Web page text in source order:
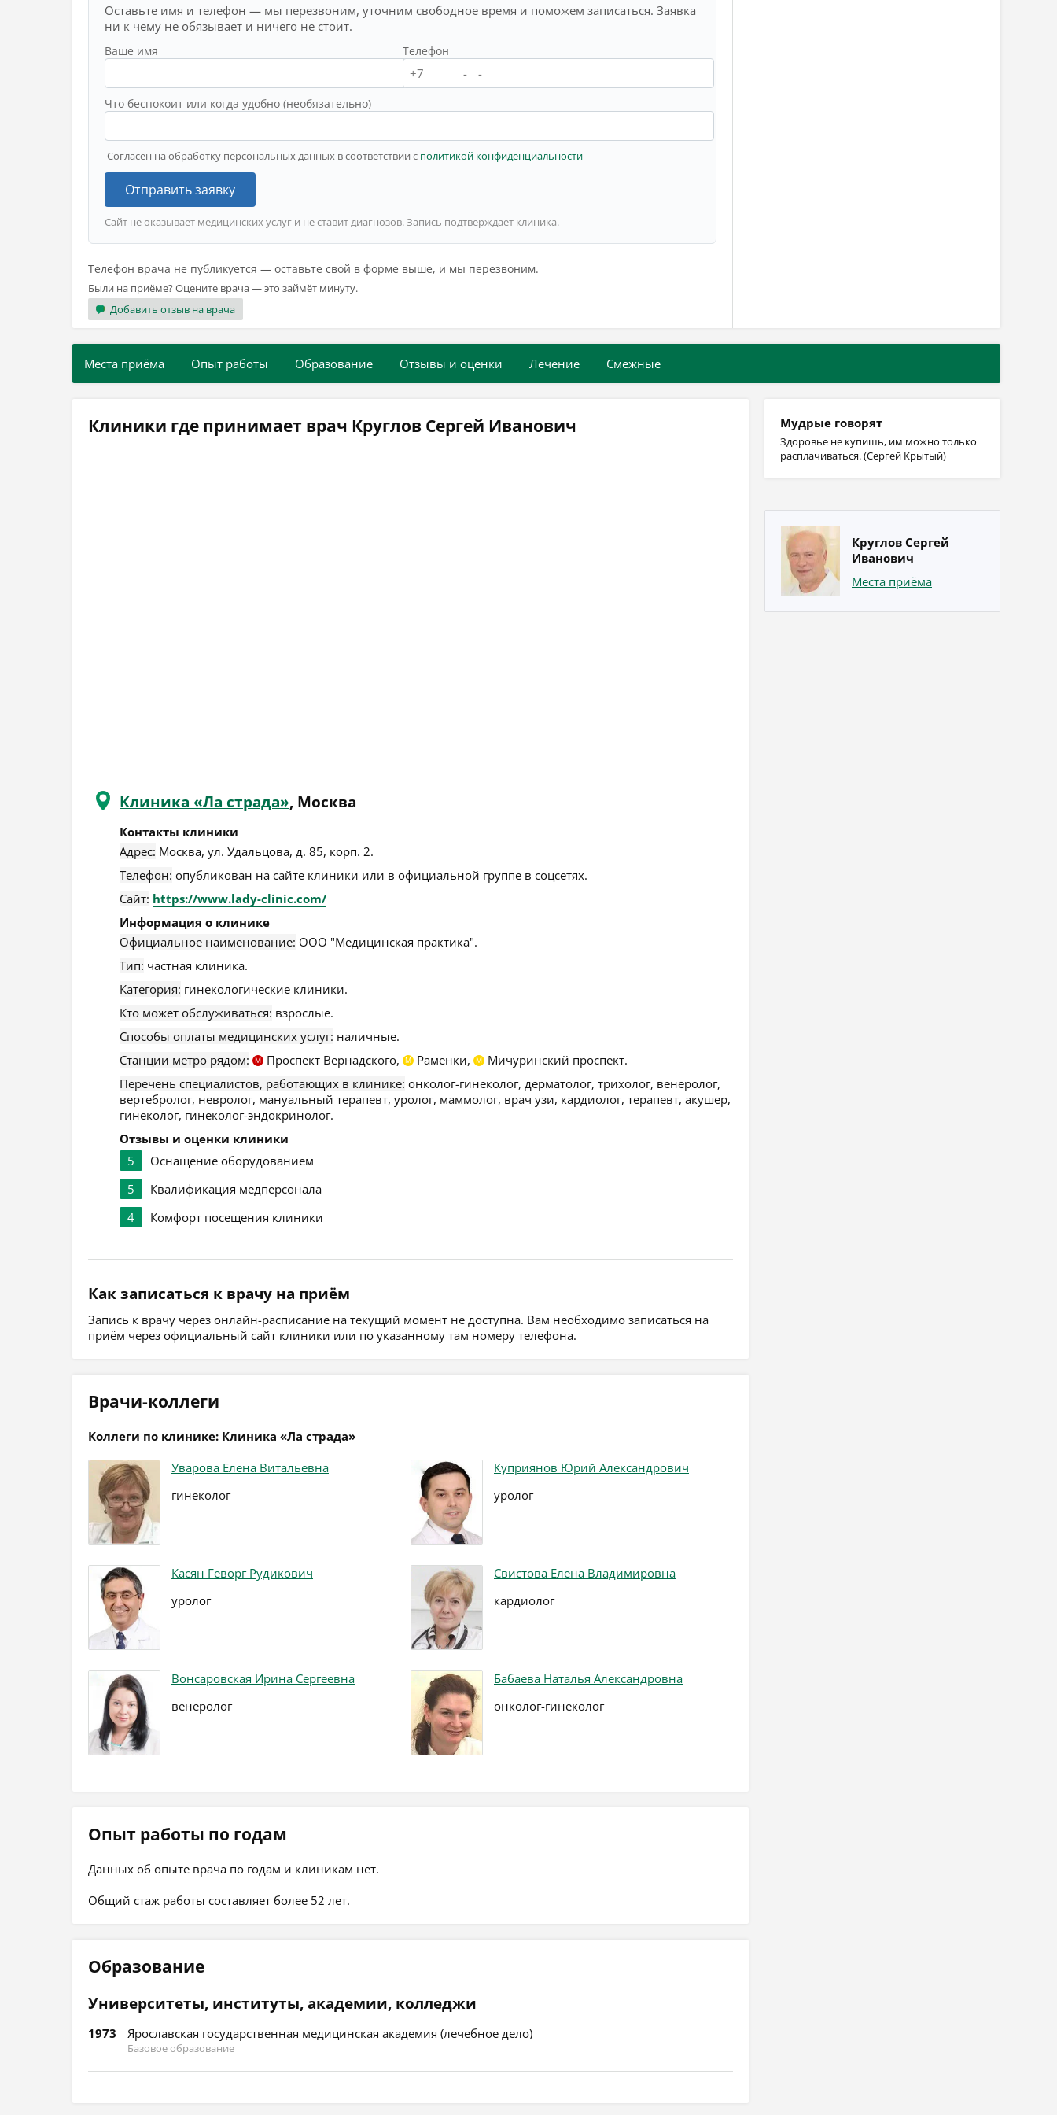
Оставьте имя и телефон — мы перезвоним, уточним свободное время и поможем записаться. Заявка
ни к чему не обязывает и ничего не стоит.
Ваше имя Телефон
Что беспокоит или когда удобно (необязательно)
Согласен на обработку персональных данных в соответствии с политикой конфиденциальности
Отправить заявку
Сайт не оказывает медицинских услуг и не ставит диагнозов. Запись подтверждает клиника.
Телефон врача не публикуется — оставьте свой в форме выше, и мы перезвоним.
Были на приёме? Оцените врача — это займёт минуту.
Добавить отзыв на врача
Места приёма Опыт работы Образование Отзывы и оценки Лечение Смежные
Клиники где принимает врач Круглов Сергей Иванович
Клиника «Ла страда», Москва
Контакты клиники
Адрес: Москва, ул. Удальцова, д. 85, корп. 2.
Телефон: опубликован на сайте клиники или в официальной группе в соцсетях.
Сайт: https://www.lady-clinic.com/
Информация о клинике
Официальное наименование: ООО "Медицинская практика".
Тип: частная клиника.
Категория: гинекологические клиники.
Кто может обслуживаться: взрослые.
Способы оплаты медицинских услуг: наличные.
Станции метро рядом:
М Проспект Вернадского, М Раменки, М
Мичуринский проспект.
Перечень специалистов, работающих в клинике: онколог-гинеколог, дерматолог, трихолог, венеролог,
вертебролог, невролог, мануальный терапевт, уролог, маммолог, врач узи, кардиолог, терапевт, акушер,
гинеколог, гинеколог-эндокринолог.
Отзывы и оценки клиники
5
Оснащение оборудованием
5
Квалификация медперсонала
4
Комфорт посещения клиники
Как записаться к врачу на приём
Запись к врачу через онлайн-расписание на текущий момент не доступна. Вам необходимо записаться на
приём через официальный сайт клиники или по указанному там номеру телефона.
Врачи-коллеги
Коллеги по клинике: Клиника «Ла страда»
Уварова Елена Витальевна
гинеколог
Куприянов Юрий Александрович
уролог
Касян Геворг Рудикович
уролог
Свистова Елена Владимировна
кардиолог
Вонсаровская Ирина Сергеевна
венеролог
Бабаева Наталья Александровна
онколог-гинеколог
Опыт работы по годам
Данных об опыте врача по годам и клиникам нет.
Общий стаж работы составляет более 52 лет.
Образование
Университеты, институты, академии, колледжи
1973 Ярославская государственная медицинская академия (лечебное дело)
Базовое образование
Мудрые говорят
Здоровье не купишь, им можно только
расплачиваться. (Сергей Крытый)
Круглов Сергей
Иванович
Места приёма